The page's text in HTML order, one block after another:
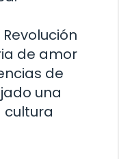
de amor
de
una